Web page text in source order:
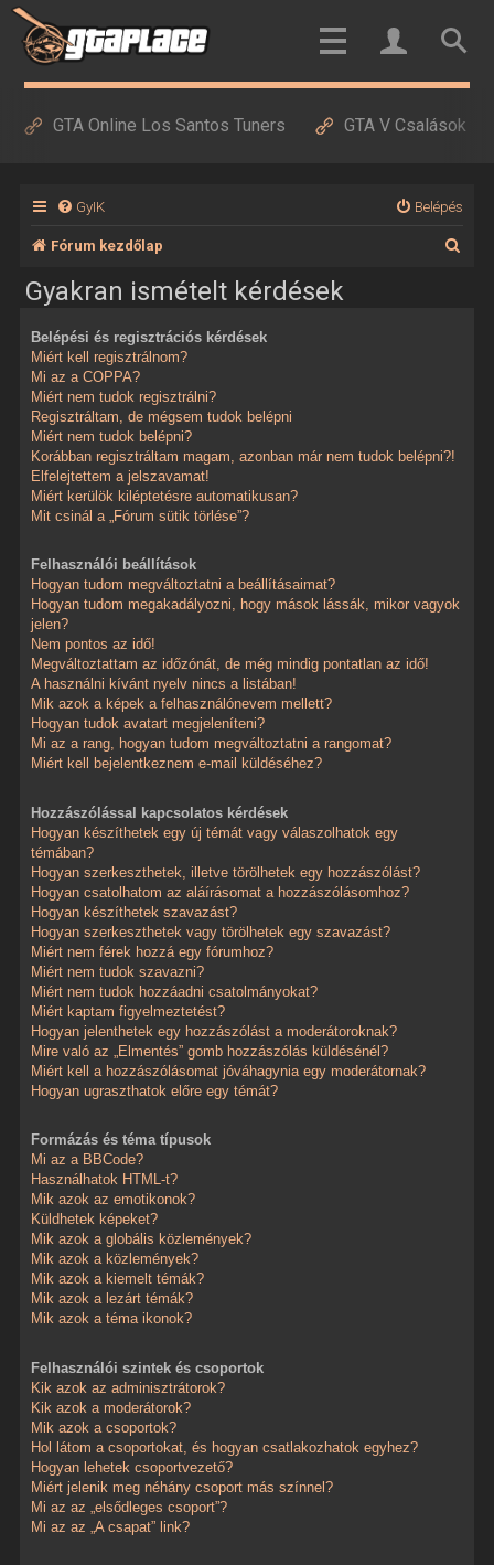
GTA Online Los Santos Tuners GTA V Csalások
GyIK Belépés
Fórum kezdőlap
Gyakran ismételt kérdések
Belépési és regisztrációs kérdések
Miért kell regisztrálnom?
Mi az a COPPA?
Miért nem tudok regisztrálni?
Regisztráltam, de mégsem tudok belépni
Miért nem tudok belépni?
Korábban regisztráltam magam, azonban már nem tudok belépni?!
Elfelejtettem a jelszavamat!
Miért kerülök kiléptetésre automatikusan?
Mit csinál a „Fórum sütik törlése”?
Felhasználói beállítások
Hogyan tudom megváltoztatni a beállításaimat?
Hogyan tudom megakadályozni, hogy mások lássák, mikor vagyok
jelen?
Nem pontos az idő!
Megváltoztattam az időzónát, de még mindig pontatlan az idő!
A használni kívánt nyelv nincs a listában!
Mik azok a képek a felhasználónevem mellett?
Hogyan tudok avatart megjeleníteni?
Mi az a rang, hogyan tudom megváltoztatni a rangomat?
Miért kell bejelentkeznem e-mail küldéséhez?
Hozzászólással kapcsolatos kérdések
Hogyan készíthetek egy új témát vagy válaszolhatok egy
témában?
Hogyan szerkeszthetek, illetve törölhetek egy hozzászólást?
Hogyan csatolhatom az aláírásomat a hozzászólásomhoz?
Hogyan készíthetek szavazást?
Hogyan szerkeszthetek vagy törölhetek egy szavazást?
Miért nem férek hozzá egy fórumhoz?
Miért nem tudok szavazni?
Miért nem tudok hozzáadni csatolmányokat?
Miért kaptam figyelmeztetést?
Hogyan jelenthetek egy hozzászólást a moderátoroknak?
Mire való az „Elmentés” gomb hozzászólás küldésénél?
Miért kell a hozzászólásomat jóváhagynia egy moderátornak?
Hogyan ugraszthatok előre egy témát?
Formázás és téma típusok
Mi az a BBCode?
Használhatok HTML-t?
Mik azok az emotikonok?
Küldhetek képeket?
Mik azok a globális közlemények?
Mik azok a közlemények?
Mik azok a kiemelt témák?
Mik azok a lezárt témák?
Mik azok a téma ikonok?
Felhasználói szintek és csoportok
Kik azok az adminisztrátorok?
Kik azok a moderátorok?
Mik azok a csoportok?
Hol látom a csoportokat, és hogyan csatlakozhatok egyhez?
Hogyan lehetek csoportvezető?
Miért jelenik meg néhány csoport más színnel?
Mi az az „elsődleges csoport”?
Mi az az „A csapat” link?